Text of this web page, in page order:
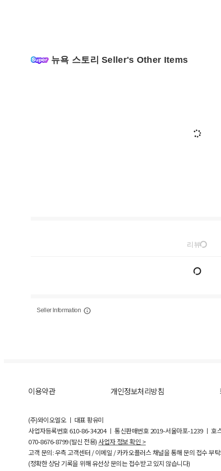
뉴욕 스토리 Seller's Other Items
리뷰
Seller Information
이용약관 개인정보처리방침
(주)와이오엘오 ㅣ 대표 황유미
사업자등록번호610-86-34204ㅣ 통신판매번호 2019-서울마포-1239 ㅣ 호
070-8676-8799 (발신 전용) 사업자 정보 확인 >
고객 문의: 우측 고객센터 / 이메일 / 카카오플러스 채널을 통해 문의 접수 부
(정확한 상담 기록을 위해 유선상 문의는 접수받고 있지 않습니다)